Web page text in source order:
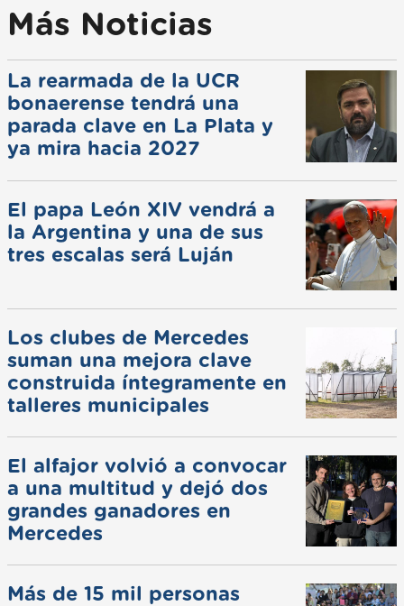
Más Noticias
La rearmada de la UCR
bonaerense tendrá una
parada clave en La Plata y
ya mira hacia 2027
El papa León XIV vendrá a
la Argentina y una de sus
tres escalas será Luján
Los clubes de Mercedes
suman una mejora clave
construida íntegramente en
talleres municipales
El alfajor volvió a convocar
a una multitud y dejó dos
grandes ganadores en
Mercedes
Más de 15 mil personas